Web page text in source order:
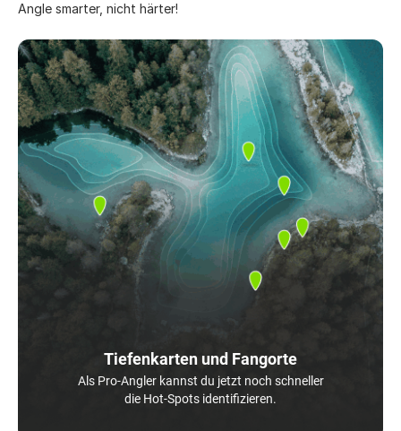
Angle smarter, nicht härter!
Tiefenkarten und Fangorte
Als Pro-Angler kannst du jetzt noch schneller
die Hot-Spots identifizieren.